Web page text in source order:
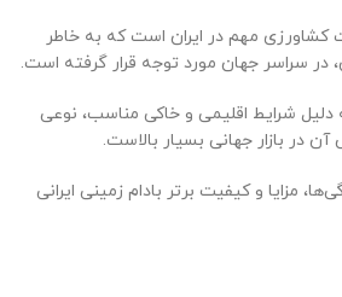
کشاورزی مهم در ایران است که به خاطر
سراسر جهان مورد توجه قرار گرفته است.
دلیل شرایط اقلیمی و خاکی مناسب، نوعی
در بازار جهانی بسیار بالاست.
مزایا و کیفیت برتر بادام زمینی ایرانی